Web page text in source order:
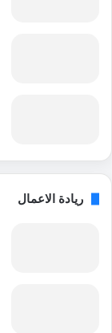
ريادة الاعمال